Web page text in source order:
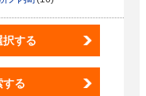
択する
する